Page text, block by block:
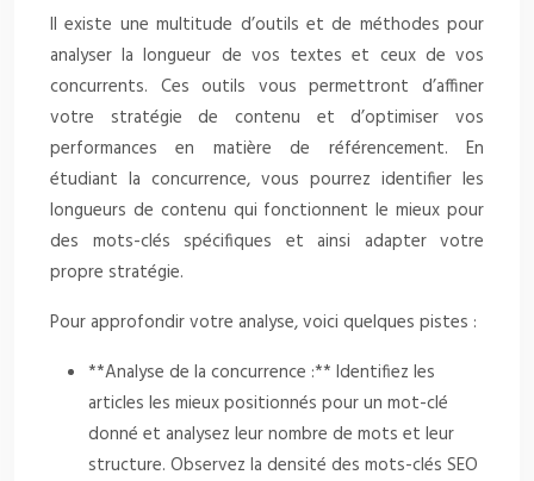
Il existe une multitude d’outils et de méthodes pour
analyser la longueur de vos textes et ceux de vos
concurrents. Ces outils vous permettront d’affiner
votre stratégie de contenu et d’optimiser vos
performances en matière de référencement. En
étudiant la concurrence, vous pourrez identifier les
longueurs de contenu qui fonctionnent le mieux pour
des mots-clés spécifiques et ainsi adapter votre
propre stratégie.
Pour approfondir votre analyse, voici quelques pistes :
**Analyse de la concurrence :** Identifiez les
articles les mieux positionnés pour un mot-clé
donné et analysez leur nombre de mots et leur
structure. Observez la densité des mots-clés SEO